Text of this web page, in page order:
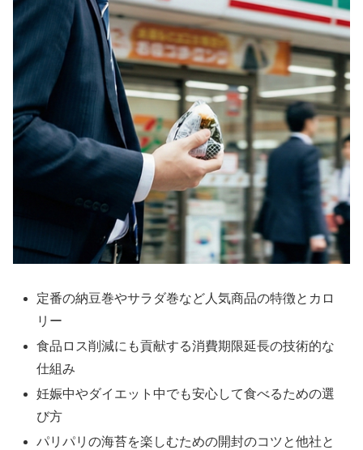
定番の納豆巻やサラダ巻など人気商品の特徴とカロ
リー
食品ロス削減にも貢献する消費期限延長の技術的な
仕組み
妊娠中やダイエット中でも安心して食べるための選
び方
パリパリの海苔を楽しむための開封のコツと他社と